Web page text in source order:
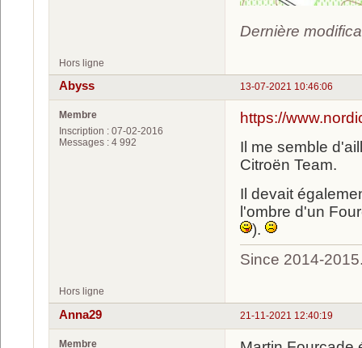
Dernière
Hors ligne
13-07-2021 10:46:06
Abyss
Membre
Inscription : 07-02-2016
Messages : 4 992
https://
Il me semble
Citroën Team.
Il devait
l'ombre d'un
).
Since 2014-
Hors ligne
21-11-2021 12:40:19
Anna29
Membre